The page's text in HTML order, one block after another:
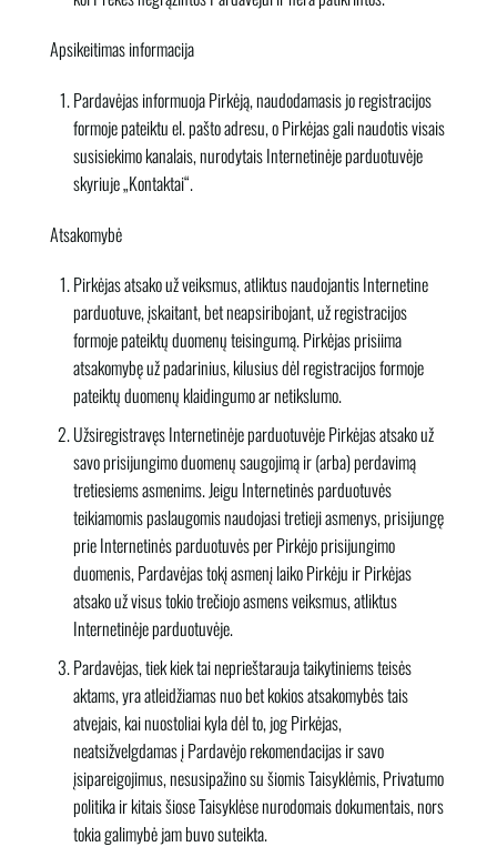
Apsikeitimas informacija
Pardavėjas informuoja Pirkėją, naudodamasis jo registracijos
formoje pateiktu el. pašto adresu, o Pirkėjas gali naudotis visais
susisiekimo kanalais, nurodytais Internetinėje parduotuvėje
skyriuje „Kontaktai“.
Atsakomybė
Pirkėjas atsako už veiksmus, atliktus naudojantis Internetine
parduotuve, įskaitant, bet neapsiribojant, už registracijos
formoje pateiktų duomenų teisingumą. Pirkėjas prisiima
atsakomybę už padarinius, kilusius dėl registracijos formoje
pateiktų duomenų klaidingumo ar netikslumo.
Užsiregistravęs Internetinėje parduotuvėje Pirkėjas atsako už
savo prisijungimo duomenų saugojimą ir (arba) perdavimą
tretiesiems asmenims. Jeigu Internetinės parduotuvės
teikiamomis paslaugomis naudojasi tretieji asmenys, prisijungę
prie Internetinės parduotuvės per Pirkėjo prisijungimo
duomenis, Pardavėjas tokį asmenį laiko Pirkėju ir Pirkėjas
atsako už visus tokio trečiojo asmens veiksmus, atliktus
Internetinėje parduotuvėje.
Pardavėjas, tiek kiek tai neprieštarauja taikytiniems teisės
aktams, yra atleidžiamas nuo bet kokios atsakomybės tais
atvejais, kai nuostoliai kyla dėl to, jog Pirkėjas,
neatsižvelgdamas į Pardavėjo rekomendacijas ir savo
įsipareigojimus, nesusipažino su šiomis Taisyklėmis, Privatumo
politika ir kitais šiose Taisyklėse nurodomais dokumentais, nors
tokia galimybė jam buvo suteikta.